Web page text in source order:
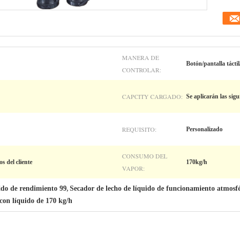
MANERA DE
CONTROLAR:
Botón/pantalla
CAPCITY CARGADO: Se aplicarán las
REQUISITO: Personalizado
del cliente
CONSUMO DEL
VAPOR:
170kg/h
de rendimiento 99, Secador de lecho de líquido de funcionamiento
líquido de 170 kg/h